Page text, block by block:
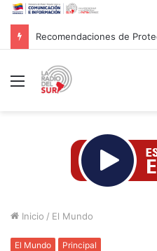
Menú
Inicio / El Mundo
El Mundo Principal